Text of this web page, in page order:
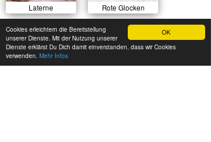
OK
Cookies erleichtern die Bereitstellung
unserer Dienste. Mit der Nutzung unserer
Dienste erklärst Du Dich damit einverstanden, dass wir Cookies
verwenden. Mehr Infos
Laterne Rote Glocken